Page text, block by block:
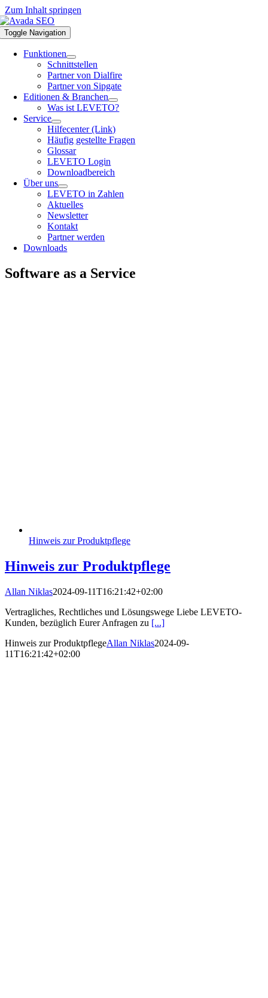
Zum Inhalt springen
Toggle Navigation
Funktionen
Schnittstellen
Partner von Dialfire
Partner von Sipgate
Editionen & Branchen
Was ist LEVETO?
Service
Hilfecenter (Link)
Häufig gestellte Fragen
Glossar
LEVETO Login
Downloadbereich
Über uns
LEVETO in Zahlen
Aktuelles
Newsletter
Kontakt
Partner werden
Downloads
Software as a Service
Hinweis zur Produktpflege
Hinweis zur Produktpflege
Allan Niklas2024-09-11T16:21:42+02:00
Vertragliches, Rechtliches und Lösungswege Liebe LEVETO-
Kunden, bezüglich Eurer Anfragen zu [...]
Hinweis zur ProduktpflegeAllan Niklas2024-09-
11T16:21:42+02:00